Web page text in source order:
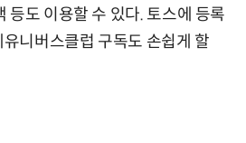
등도 이용할 수 있다. 토스에 등록
니버스클럽 구독도 손쉽게 할